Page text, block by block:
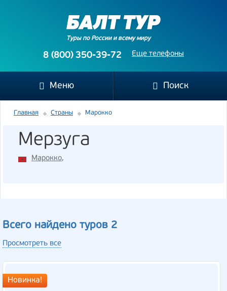
Туры по России и всему миру
Еще телефоны
8 (800) 350-39-72
Меню Поиск
Главная Страны Марокко
Мерзуга
Марокко,
Всего найдено туров 2
Просмотреть все
Новинка!